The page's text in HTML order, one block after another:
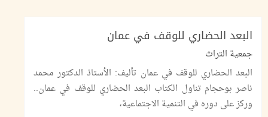
البعد الحضاري للوقف في عمان
جمعية التراث
البعد الحضاري للوقف في عمان تأليف: الأستاذ الدكتور محمد
ناصر بوحجام تناول الكتاب البعد الحضاري للوقف في عمان..
وركز على دوره في التنمية الاجتماعية،